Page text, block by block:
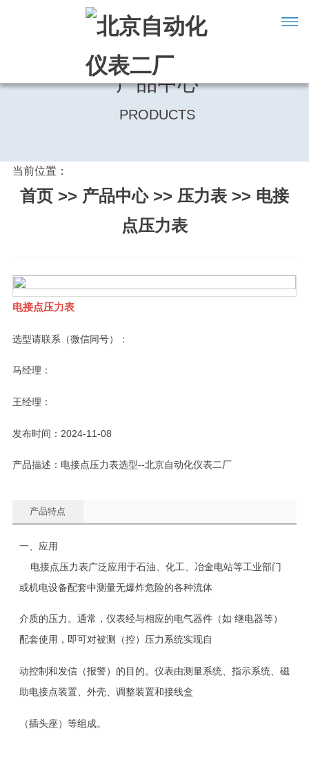
产品中心
PRODUCTS
当前位置：
首页 >> 产品中心>> 压力表 >> 电接
点压力表
电接点压力表
选型请联系（微信同号）：
马经理：
王经理：
发布时间：2024-11-08
产品描述：电接点压力表选型--北京自动化仪表二厂
产品特点
一、应用
电接点压力表广泛应用于石油、化工、冶金电站等工业部门
或机电设备配套中测量无爆炸危险的各种流体
介质的压力。通常，仪表经与相应的电气器件（如 继电器等）
配套使用，即可对被测（控）压力系统实现自
动控制和发信（报警）的目的。仪表由测量系统、指示系统、磁
助电接点装置、外壳、调整装置和接线盒
（插头座）等组成。